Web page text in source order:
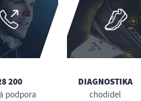
200
podpora
DIAGNOSTIKA
chodidel